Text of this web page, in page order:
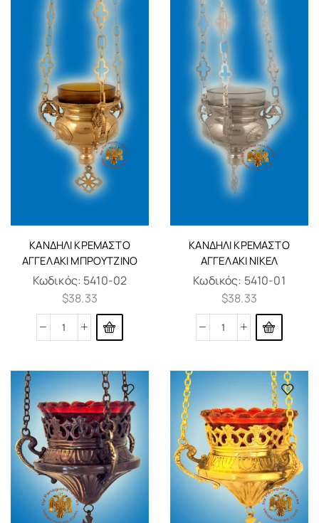
ΚΑΝΔΉΛΙ ΚΡΕΜΑΣΤΌ
ΑΓΓΕΛΆΚΙ ΜΠΡΟΎΤΖΙΝΟ
Κωδικός: 5410-02
$38.33
ΚΑΝΔΉΛΙ ΚΡΕΜΑΣΤΌ
ΑΓΓΕΛΆΚΙ ΝΊΚΕΛ
Κωδικός: 5410-01
$38.33